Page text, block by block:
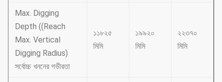
Max. Digging
Depth ((Reach
Max. Vertical
Digging Radius)
সর্বোচ্চ খননের গভীরতা
১১৮২৫
মিমি
১৯৯২০
মিমি
২২৩৭০
মিমি